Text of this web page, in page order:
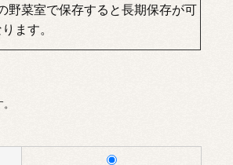
野菜室で保存すると長期保存が可
ます。